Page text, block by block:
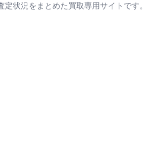
状況をまとめた買取専用サイトです。